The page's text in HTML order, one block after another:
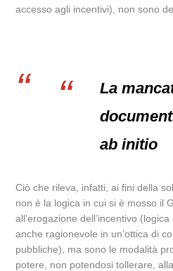
accesso agli incentivi), non sono
La
ab initio
Ciò che rileva, infatti, ai fini della
non è la logica in cui si è mosso il
all’erogazione dell’incentivo
anche ragionevole in un’ottica di
pubbliche), ma sono le modalità
potere, non potendosi tollerare,